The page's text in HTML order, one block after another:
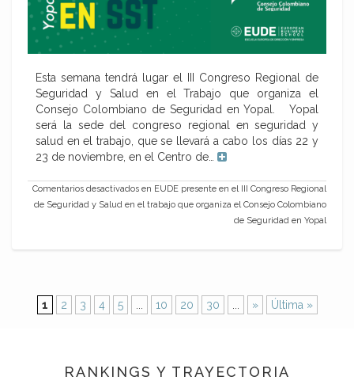
Esta semana tendrá lugar el III Congreso Regional de
Seguridad y Salud en el Trabajo que organiza el
Consejo Colombiano de Seguridad en Yopal. Yopal
será la sede del congreso regional en seguridad y
salud en el trabajo, que se llevará a cabo los días 22 y
23 de noviembre, en el Centro de…
Comentarios desactivados en EUDE presente en el III Congreso Regional
de Seguridad y Salud en el trabajo que organiza el Consejo Colombiano
de Seguridad en Yopal
1 2 3 4 5 10 20 30 » Última »
RANKINGS Y TRAYECTORIA